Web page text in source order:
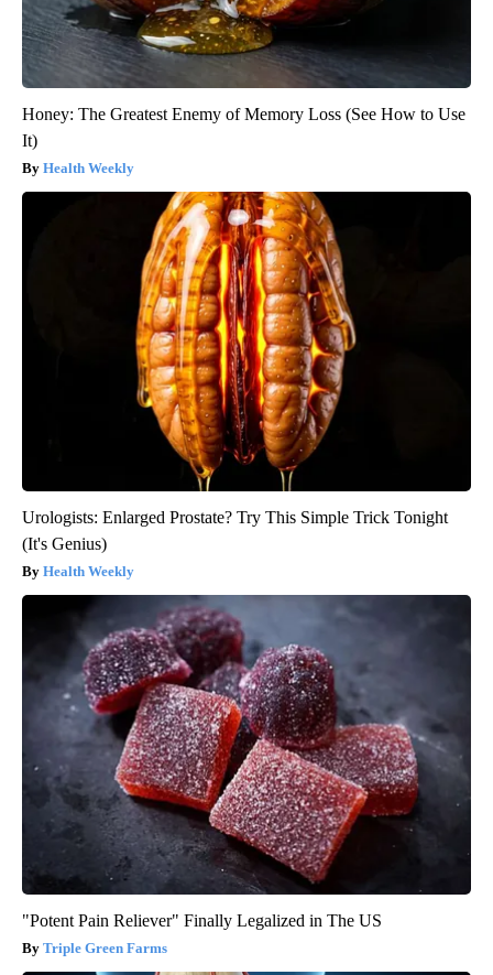
Honey: The Greatest Enemy of Memory Loss (See How to Use
It)
Health Weekly
Urologists: Enlarged Prostate? Try This Simple Trick Tonight
(It's Genius)
Health Weekly
"Potent Pain Reliever" Finally Legalized in The US
Triple Green Farms